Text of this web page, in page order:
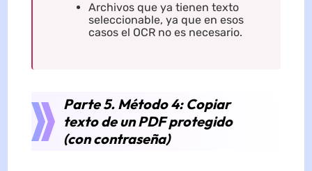
Archivos que ya tienen texto
seleccionable, ya que en esos
casos el OCR no es necesario.
Parte 5. Método 4: Copiar
texto de un PDF protegido
(con contraseña)